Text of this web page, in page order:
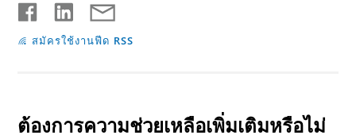
สมัครใช้งานฟีด RSS
ต้องการความช่วยเหลือเพิ่มเติมหรือไม่